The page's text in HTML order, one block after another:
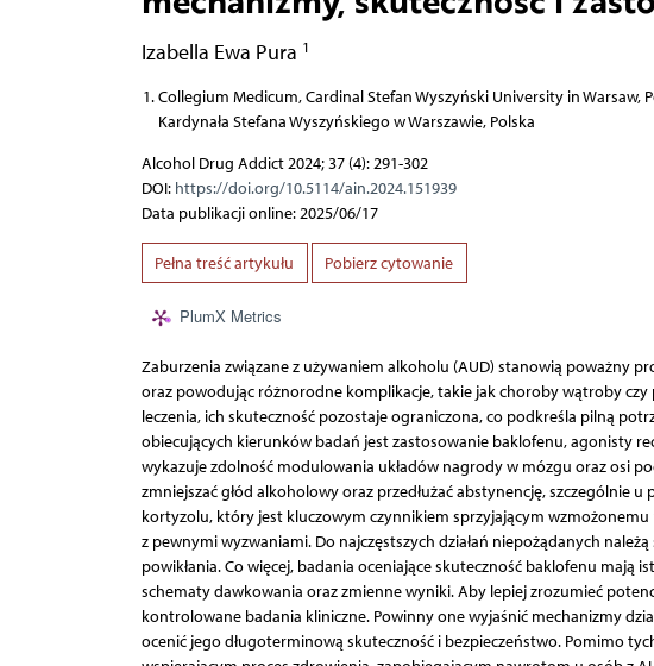
Izabella Ewa Pura 1
Collegium Medicum, Cardinal Stefan Wyszyński University in Warsaw,
Kardynała Stefana Wyszyńskiego w Warszawie, Polska
Alcohol Drug Addict 2024; 37 (4): 291-302
DOI: https://doi.org/10.5114/ain.2024.151939
Data publikacji online: 2025/06/17
Pełna treść artykułu Pobierz cytowanie
PlumX Metrics
Zaburzenia związane z używaniem alkoholu (AUD) stanowią poważny
oraz powodując różnorodne komplikacje, takie jak choroby wątroby
leczenia, ich skuteczność pozostaje ograniczona, co podkreśla pilną
obiecujących kierunków badań jest zastosowanie baklofenu, agonisty
wykazuje zdolność modulowania układów nagrody w mózgu oraz osi
zmniejszać głód alkoholowy oraz przedłużać abstynencję, szczególnie
kortyzolu, który jest kluczowym czynnikiem sprzyjającym
z pewnymi wyzwaniami. Do najczęstszych działań niepożądanych
powikłania. Co więcej, badania oceniające skuteczność baklofenu mają
schematy dawkowania oraz zmienne wyniki. Aby lepiej zrozumieć
kontrolowane badania kliniczne. Powinny one wyjaśnić mechanizmy
ocenić jego długoterminową skuteczność i bezpieczeństwo. Pomimo